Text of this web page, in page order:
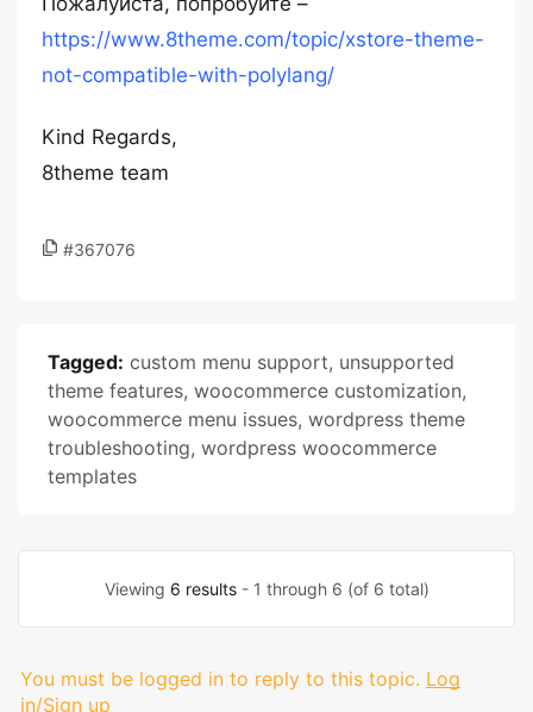
https://www.8theme.com/topic/xstore-theme-
not-compatible-with-polylang/
Kind Regards,
8theme team
#367076
Tagged: custom menu support, unsupported
theme features, woocommerce customization,
woocommerce menu issues, wordpress theme
troubleshooting, wordpress woocommerce
templates
Viewing 6 results- 1 through 6 (of 6 total)
You must be logged in to reply to this topic. Log
in/Sign up